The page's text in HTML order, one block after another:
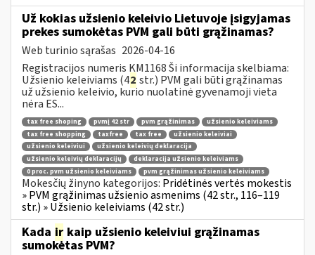
Už kokias užsienio keleivio Lietuvoje įsigyjamas
prekes sumokėtas PVM gali būti grąžinamas?
Web turinio sąrašas 2026-04-16
Registracijos numeris KM1168 Ši informacija skelbiama:
Užsienio keleiviams (42 str.) PVM gali būti grąžinamas
už užsienio keleivio, kurio nuolatinė gyvenamoji vieta
nėra ES...
tax free shoping pvmį 42 str pvm grąžinimas
užsienio keleiviams
tax free shopping
taxfree tax free
užsienio keleiviai
užsienio keleiviui
užsienio keleivių deklaracija
užsienio keleivių deklaracijų
deklaracija užsienio keleiviams
0 proc. pvm užsienio keleiviams
pvm grąžinimas užsienio keleiviams
Mokesčių žinyno kategorijos: Pridėtinės vertės mokestis
» PVM grąžinimas užsienio asmenims (42 str., 116–119
str.) » Užsienio keleiviams (42 str.)
Kada ir kaip užsienio keleiviui grąžinamas
sumokėtas PVM?